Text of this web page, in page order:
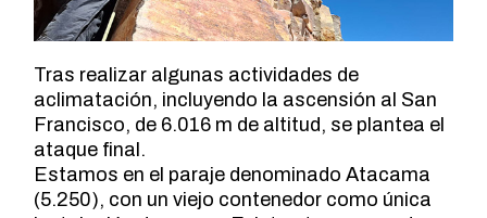
Tras realizar algunas actividades de
aclimatación, incluyendo la ascensión al San
Francisco, de 6.016 m de altitud, se plantea el
ataque final.
Estamos en el paraje denominado Atacama
(5.250), con un viejo contenedor como única